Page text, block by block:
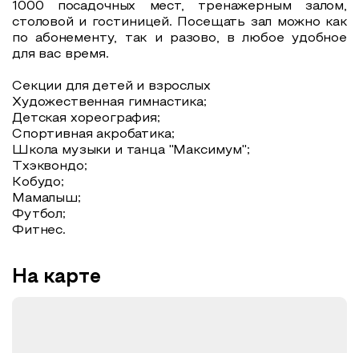
1000 посадочных мест, тренажерным залом,
столовой и гостиницей. Посещать зал можно как
по абонементу, так и разово, в любое удобное
для вас время.
Секции для детей и взрослых
Художественная гимнастика;
Детская хореография;
Спортивная акробатика;
Школа музыки и танца "Максимум";
Тхэквондо;
Кобудо;
Мамалыш;
Футбол;
Фитнес.
На карте